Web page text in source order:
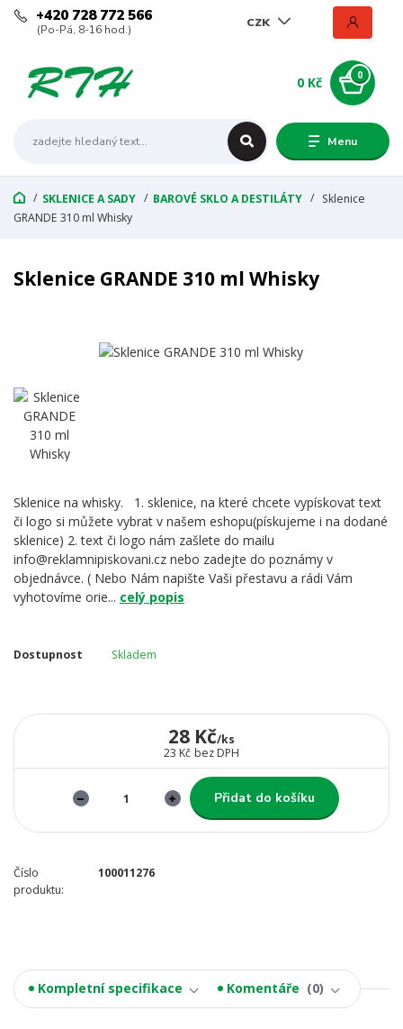
Menu
CZK
+420 728 772 566
(Po-Pá, 8-16 hod.)
0
0 Kč
SKLENICE A SADY BAROVÉ SKLO A DESTILÁTY
Sklenice
GRANDE 310 ml Whisky
Sklenice GRANDE 310 ml Whisky
Sklenice na whisky. 1. sklenice, na které chcete vypískovat text
či logo si můžete vybrat v našem eshopu(pískujeme i na dodané
sklenice) 2. text či logo nám zašlete do mailu
info@reklamnipiskovani.cz nebo zadejte do poznámy v
objednávce. ( Nebo Nám napište Vaši přestavu a rádi Vám
vyhotovíme orie... celý popis
Dostupnost Skladem
28 Kč/ks
23 Kč bez DPH
Přidat do košíku
Číslo
produktu:
100011276
Kompletní specifikace Komentáře 0